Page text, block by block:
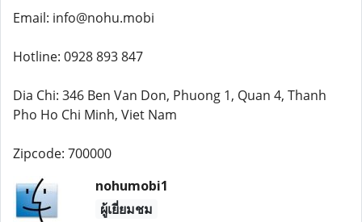
Email: info@nohu.mobi
Hotline: 0928 893 847
Dia Chi: 346 Ben Van Don, Phuong 1, Quan 4, Thanh
Pho Ho Chi Minh, Viet Nam
Zipcode: 700000
nohumobi1
ผู้เยี่ยมชม